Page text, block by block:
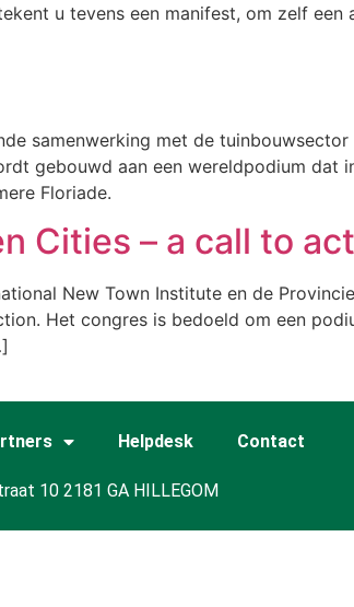
u tevens een manifest, om zelf een
samenwerking met de
gebouwd aan een wereldpodium dat
Floriade.
Cities – a call to
New Town Institute en de
Het congres is bedoeld om een
Helpdesk Contact
10 2181 GA HILLEGOM